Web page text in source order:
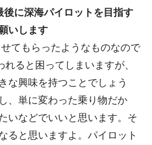
に深海パイロットを目指す
いします
てもらったようなものなので
ると困ってしまいますが、
な興味を持つことでしょう
、単に変わった乗り物だか
いなどでいいと思います。そ
ると思いますよ。パイロット